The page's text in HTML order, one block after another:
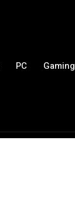
PC Gaming